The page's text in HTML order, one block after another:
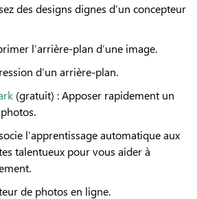
des designs dignes d’un concepteur
l’arrière-plan d’une image.
d’un arrière-plan.
(gratuit) : Apposer rapidement un
l’apprentissage automatique aux
talentueux pour vous aider à
de photos en ligne.